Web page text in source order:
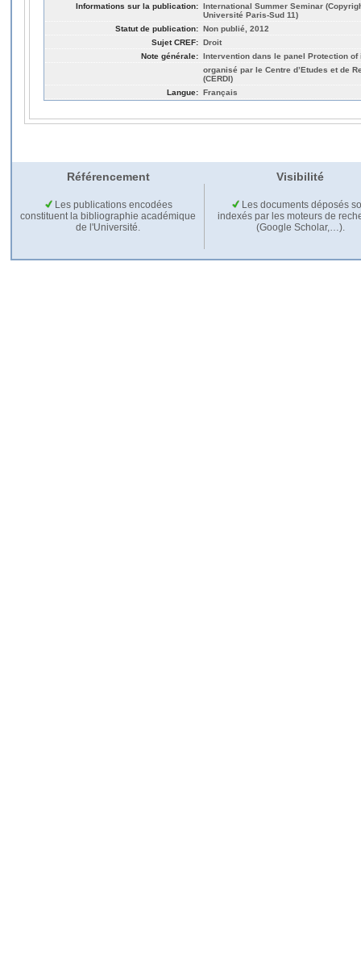
Informations sur la publication: International Summer Seminar
Université Paris-Sud 11)
Statut de publication: Non publié, 2012
Sujet CREF: Droit
Note générale: Intervention dans le panel Protection of
organisé par le Centre d’Etudes et de
(CERDI)
Langue: Français
Référencement Visibilité
Les publications encodées
constituent la bibliographie académique
de l'Université.
Les documents déposés
indexés par les moteurs de
(Google Scholar,…).